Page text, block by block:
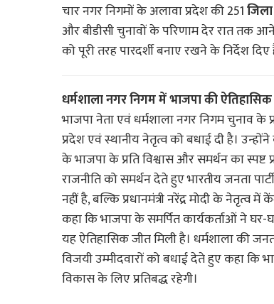
चार नगर निगमों के अलावा प्रदेश की 251
और बीडीसी चुनावों के परिणाम देर रात तक
को पूरी तरह पारदर्शी बनाए रखने के निर्देश दिए
धर्मशाला नगर निगम में भाजपा की ऐतिहासिक
भाजपा नेता एवं धर्मशाला नगर निगम चुनाव के
प्रदेश एवं स्थानीय नेतृत्व को बधाई दी है।
के भाजपा के प्रति विश्वास और समर्थन का
राजनीति को समर्थन देते हुए भारतीय जनता
नहीं है, बल्कि प्रधानमंत्री नरेंद्र मोदी के नेतृत्व
कहा कि भाजपा के समर्पित कार्यकर्ताओं ने
यह ऐतिहासिक जीत मिली है। धर्मशाला की
विजयी उम्मीदवारों को बधाई देते हुए कहा कि
विकास के लिए प्रतिबद्ध रहेगी।